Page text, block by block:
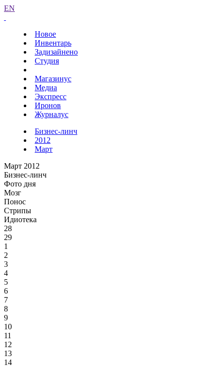
EN
Новое
Инвентарь
Задизайнено
Студия
Магазинус
Медиа
Экспресс
Иронов
Журналус
Бизнес-линч
2012
Март
Март 2012
Бизнес-линч
Фото дня
Мозг
Понос
Стрипы
Идиотека
28
29
1
2
3
4
5
6
7
8
9
10
11
12
13
14